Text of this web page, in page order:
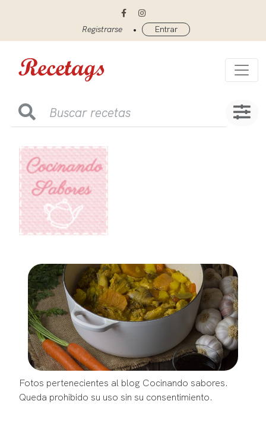
Registrarse • Entrar
Fotos pertenecientes al blog Cocinando sabores.
Queda prohibido su uso sin su consentimiento.